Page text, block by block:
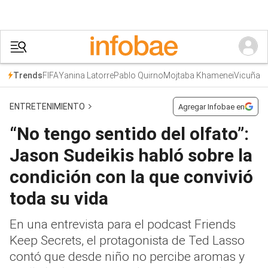
TrendsFIFAYanina LatorrePablo QuirnoMojtaba KhameneiVicuña
ENTRETENIMIENTO Agregar Infobae en
“No tengo sentido del olfato”:
Jason Sudeikis habló sobre la
condición con la que convivió
toda su vida
En una entrevista para el podcast Friends
Keep Secrets, el protagonista de Ted Lasso
contó que desde niño no percibe aromas y